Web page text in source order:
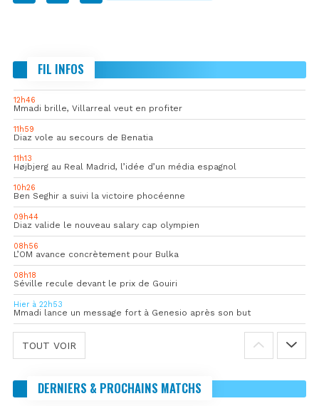
FIL INFOS
12h46
Mmadi brille, Villarreal veut en profiter
11h59
Diaz vole au secours de Benatia
11h13
Højbjerg au Real Madrid, l’idée d’un média espagnol
10h26
Ben Seghir a suivi la victoire phocéenne
09h44
Diaz valide le nouveau salary cap olympien
08h56
L’OM avance concrètement pour Bulka
08h18
Séville recule devant le prix de Gouiri
Hier à 22h53
Mmadi lance un message fort à Genesio après son but
TOUT VOIR
DERNIERS & PROCHAINS MATCHS